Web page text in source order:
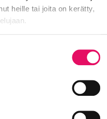
heille tai joita on kerätty,
– syyskuu